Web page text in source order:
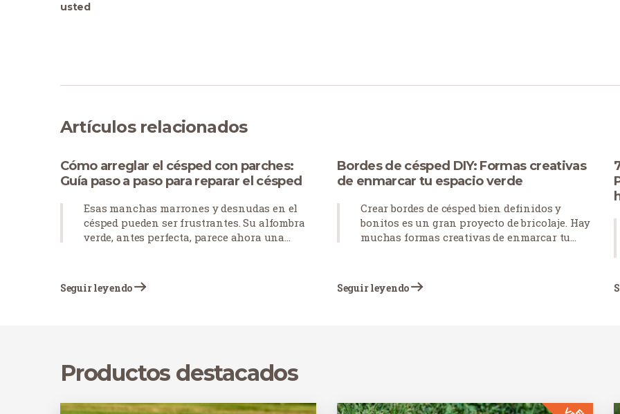
usted
Artículos relacionados
Cómo arreglar el césped con parches:
Guía paso a paso para reparar el césped
Esas manchas marrones y desnudas en el
césped pueden ser frustrantes. Su alfombra
verde, antes perfecta, parece ahora una
mascotas dejan manchas quemadas, el
tráfico peatonal desgasta los caminos o las
monstruosidades y devolver la belleza a tu
jardín.
Seguir leyendo
Bordes de césped DIY: Formas creativas
de enmarcar tu espacio verde
Crear bordes de césped bien definidos y
bonitos es un gran proyecto de bricolaje. Hay
muchas formas creativas de enmarcar tu
caminos y elementos clave e incorporar
plantas para aprovechar elementos
Seguir leyendo
Productos destacados